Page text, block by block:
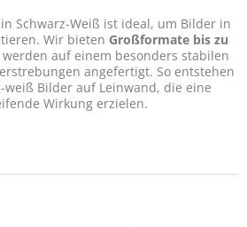
Schwarz-Weiß ist ideal, um Bilder in
Wir bieten Großformate bis zu
werden auf einem besonders stabilen
angefertigt. So entstehen
weiß Bilder auf Leinwand, die eine
Wirkung erzielen.